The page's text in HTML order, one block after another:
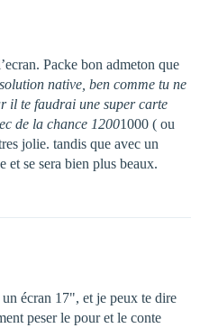
Packe bon admeton que
native, ben comme tu ne
il te faudrai une super carte
de la chance 12001000 ( ou
jolie. tandis que avec un
et se sera bien plus beaux.
écran 17", et je peux te dire
peser le pour et le conte